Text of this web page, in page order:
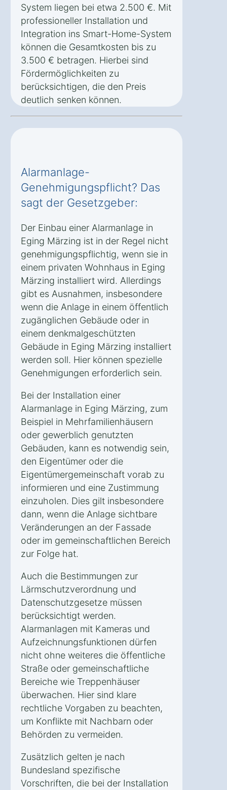
System liegen bei etwa 2.500 €. Mit
professioneller Installation und
Integration ins Smart-Home-System
können die Gesamtkosten bis zu
3.500 € betragen. Hierbei sind
Fördermöglichkeiten zu
berücksichtigen, die den Preis
deutlich senken können.
Alarmanlage-
Genehmigungspflicht? Das
sagt der Gesetzgeber:
Der Einbau einer Alarmanlage in
Eging Märzing ist in der Regel nicht
genehmigungspflichtig, wenn sie in
einem privaten Wohnhaus in Eging
Märzing installiert wird. Allerdings
gibt es Ausnahmen, insbesondere
wenn die Anlage in einem öffentlich
zugänglichen Gebäude oder in
einem denkmalgeschützten
Gebäude in Eging Märzing installiert
werden soll. Hier können spezielle
Genehmigungen erforderlich sein.
Bei der Installation einer
Alarmanlage in Eging Märzing, zum
Beispiel in Mehrfamilienhäusern
oder gewerblich genutzten
Gebäuden, kann es notwendig sein,
den Eigentümer oder die
Eigentümergemeinschaft vorab zu
informieren und eine Zustimmung
einzuholen. Dies gilt insbesondere
dann, wenn die Anlage sichtbare
Veränderungen an der Fassade
oder im gemeinschaftlichen Bereich
zur Folge hat.
Auch die Bestimmungen zur
Lärmschutzverordnung und
Datenschutzgesetze müssen
berücksichtigt werden.
Alarmanlagen mit Kameras und
Aufzeichnungsfunktionen dürfen
nicht ohne weiteres die öffentliche
Straße oder gemeinschaftliche
Bereiche wie Treppenhäuser
überwachen. Hier sind klare
rechtliche Vorgaben zu beachten,
um Konflikte mit Nachbarn oder
Behörden zu vermeiden.
Zusätzlich gelten je nach
Bundesland spezifische
Vorschriften, die bei der Installation